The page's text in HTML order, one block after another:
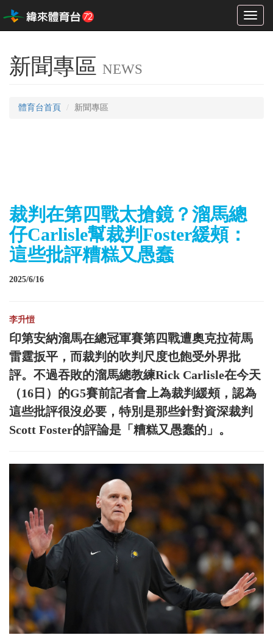
Toggle
新聞專區 NEWS
體育台首頁 新聞專區
裁判在第四戰太搶鏡？溜馬總
仔Carlisle幫裁判Foster緩頰：
這些批評糟糕又愚蠢
2025/6/16
李升愷
印第安納溜馬在總冠軍賽第四戰遭奧克拉荷馬
雷霆扳平，而裁判的吹判尺度也飽受外界批
評。不過吞敗的溜馬總教練Rick Carlisle在今天
（16日）的G5賽前記者會上為裁判緩頰，認為
這些批評很沒必要，特別是那些針對資深裁判
Scott Foster的評論是「糟糕又愚蠢的」。